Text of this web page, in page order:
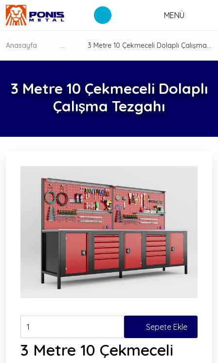
MENÜ
3 Metre 10 Çekmeceli Dolaplı
Çalışma Tezgahı
Anasayfa ... 3 Metre 10 Çekmeceli Dolaplı Çalışma Tezgahı
Sepete Ekle
3 Metre 10 Çekmeceli